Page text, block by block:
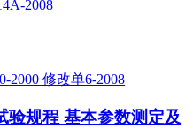
2008
2000 修改单6-2008
验规程 基本参数测定及